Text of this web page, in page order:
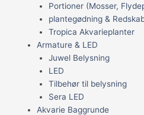
Portioner (Mosser,
plantegødning &
Tropica Akvarieplanter
Armature & LED
Juwel Belysning
LED
Tilbehør til belysning
Sera LED
Akvarie Baggrunde